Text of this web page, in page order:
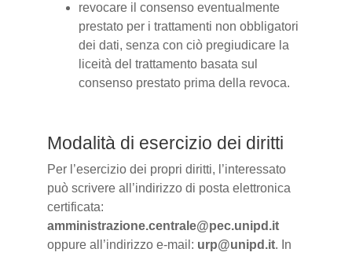
revocare il consenso eventualmente
prestato per i trattamenti non obbligatori
dei dati, senza con ciò pregiudicare la
liceità del trattamento basata sul
consenso prestato prima della revoca.
Modalità di esercizio dei diritti
Per l’esercizio dei propri diritti, l’interessato
può scrivere all’indirizzo di posta elettronica
certificata:
amministrazione.centrale@pec.unipd.it
oppure all’indirizzo e-mail: urp@unipd.it. In